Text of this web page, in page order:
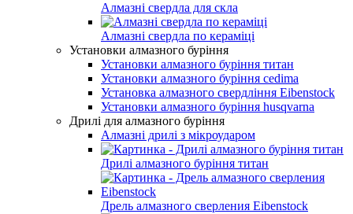
Алмазні свердла для скла
Алмазні свердла по кераміці
Установки алмазного буріння
Установки алмазного буріння титан
Установки алмазного буріння cedima
Установка алмазного свердління Eibenstock
Установки алмазного буріння husqvarna
Дрилі для алмазного буріння
Алмазні дрилі з мікроударом
Дрилі алмазного буріння титан
Дрель алмазного сверления Eibenstock